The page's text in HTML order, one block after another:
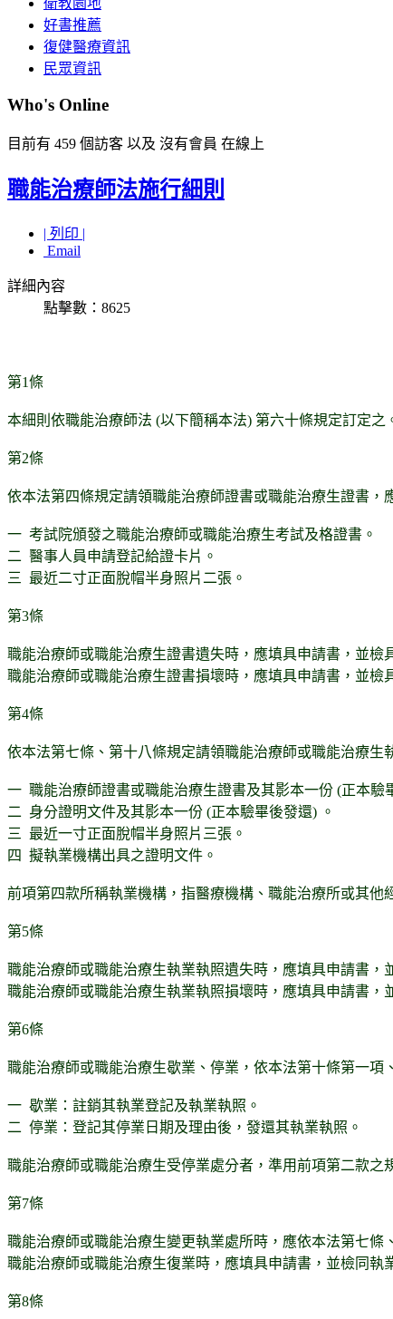
好書推薦
復健醫療資訊
民眾資訊
Who's Online
目前有 459 個訪客 以及 沒有會員 在線上
職能治療師法施行細則
| 列印 |
Email
詳細內容
點擊數：8625
第1條
本細則依職能治療師法 (以下簡稱本法) 第六十條規定訂定之
第2條
依本法第四條規定請領職能治療師證書或職能治療生證書
一 考試院頒發之職能治療師或職能治療生考試及格證書。
二 醫事人員申請登記給證卡片。
三 最近二寸正面脫帽半身照片二張。
第3條
職能治療師或職能治療生證書遺失時，應填具申請書，並
職能治療師或職能治療生證書損壞時，應填具申請書，並
第4條
依本法第七條、第十八條規定請領職能治療師或職能治療生
一 職能治療師證書或職能治療生證書及其影本一份 (正本驗
二 身分證明文件及其影本一份 (正本驗畢後發還) 。
三 最近一寸正面脫帽半身照片三張。
四 擬執業機構出具之證明文件。
前項第四款所稱執業機構，指醫療機構、職能治療所或其
第5條
職能治療師或職能治療生執業執照遺失時，應填具申請書
職能治療師或職能治療生執業執照損壞時，應填具申請書
第6條
職能治療師或職能治療生歇業、停業，依本法第十條第一
一 歇業：註銷其執業登記及執業執照。
二 停業：登記其停業日期及理由後，發還其執業執照。
職能治療師或職能治療生受停業處分者，準用前項第二款之
第7條
職能治療師或職能治療生變更執業處所時，應依本法第七條
職能治療師或職能治療生復業時，應填具申請書，並檢同
第8條